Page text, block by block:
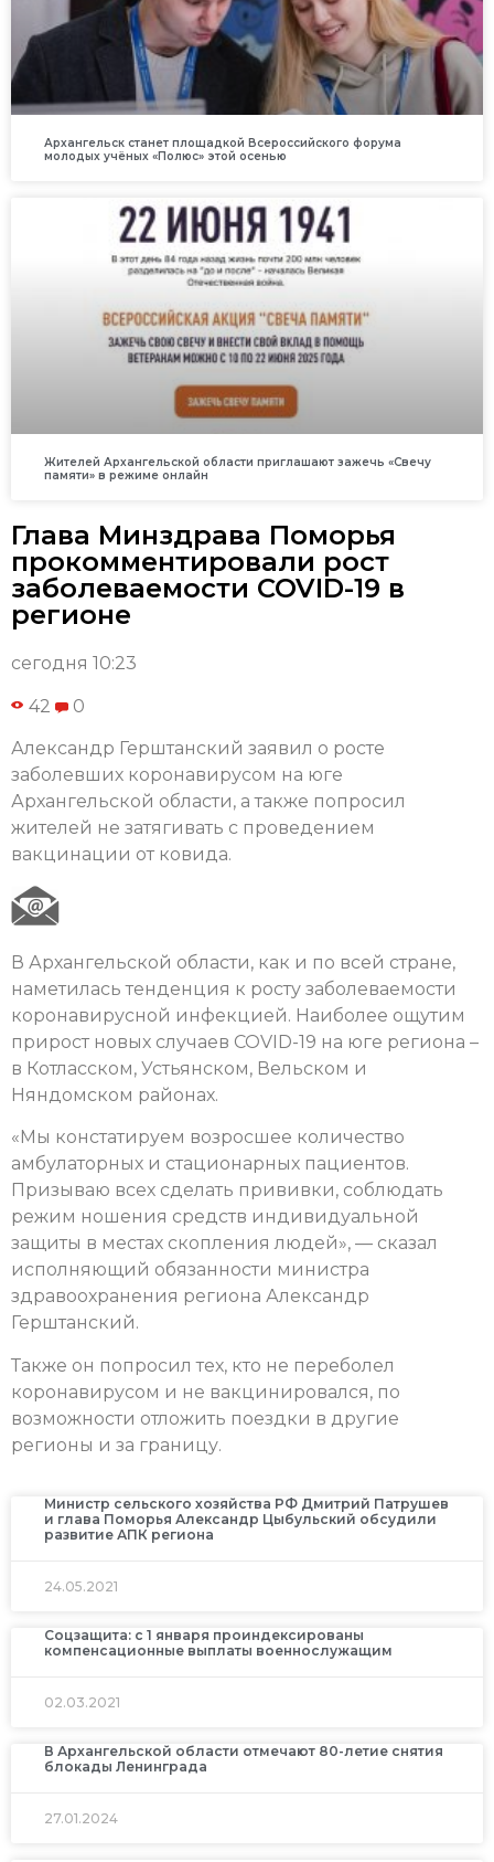
Архангельск станет площадкой Всероссийского форума
молодых учёных «Полюс» этой осенью
Жителей Архангельской области приглашают зажечь «Свечу
памяти» в режиме онлайн
Глава Минздрава Поморья
прокомментировали рост
заболеваемости COVID-19 в
регионе
сегодня 10:23
42 0
Александр Герштанский заявил о росте
заболевших коронавирусом на юге
Архангельской области, а также попросил
жителей не затягивать с проведением
вакцинации от ковида.
В Архангельской области, как и по всей стране,
наметилась тенденция к росту заболеваемости
коронавирусной инфекцией. Наиболее ощутим
прирост новых случаев COVID-19 на юге региона –
в Котласском, Устьянском, Вельском и
Няндомском районах.
«Мы констатируем возросшее количество
амбулаторных и стационарных пациентов.
Призываю всех сделать прививки, соблюдать
режим ношения средств индивидуальной
защиты в местах скопления людей», — сказал
исполняющий обязанности министра
здравоохранения региона Александр
Герштанский.
Также он попросил тех, кто не переболел
коронавирусом и не вакцинировался, по
возможности отложить поездки в другие
регионы и за границу.
Министр сельского хозяйства РФ Дмитрий Патрушев
и глава Поморья Александр Цыбульский обсудили
развитие АПК региона
24.05.2021
Соцзащита: с 1 января проиндексированы
компенсационные выплаты военнослужащим
02.03.2021
В Архангельской области отмечают 80-летие снятия
блокады Ленинграда
27.01.2024